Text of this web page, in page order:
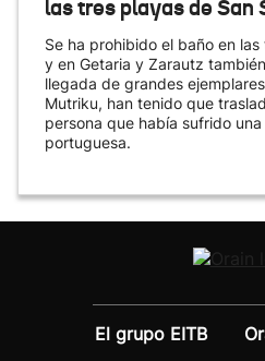
las tres playas de San
Se ha prohibido el baño en
y en Getaria y Zarautz
llegada de grandes
Mutriku, han tenido que
persona que había sufrido
portuguesa.
El grupo EITB